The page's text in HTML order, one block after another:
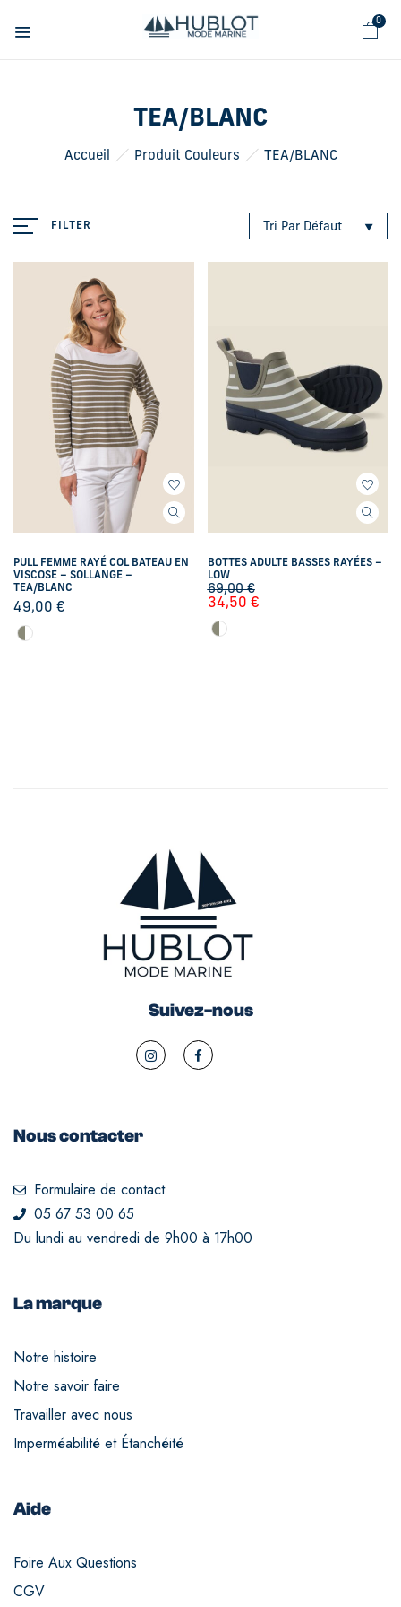
0
TEA/BLANC
Accueil Produit Couleurs TEA/BLANC
FILTER Tri Par Défaut
PULL FEMME RAYÉ COL BATEAU EN
VISCOSE – SOLLANGE –
TEA/BLANC
49,00 €
BOTTES ADULTE BASSES RAYÉES –
LOW
69,00€
34,50 €
Suivez-nous
Nous contacter
Formulaire de contact
05 67 53 00 65
Du lundi au vendredi de 9h00 à 17h00
La marque
Notre histoire
Notre savoir faire
Travailler avec nous
Imperméabilité et Étanchéité
Aide
Foire Aux Questions
CGV
Panneau de gestion des cookies